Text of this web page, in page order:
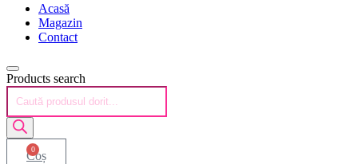
Acasă
Magazin
Contact
Products search
0
Coș